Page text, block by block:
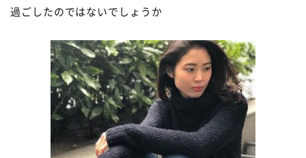
過ごしたのではないでしょうか